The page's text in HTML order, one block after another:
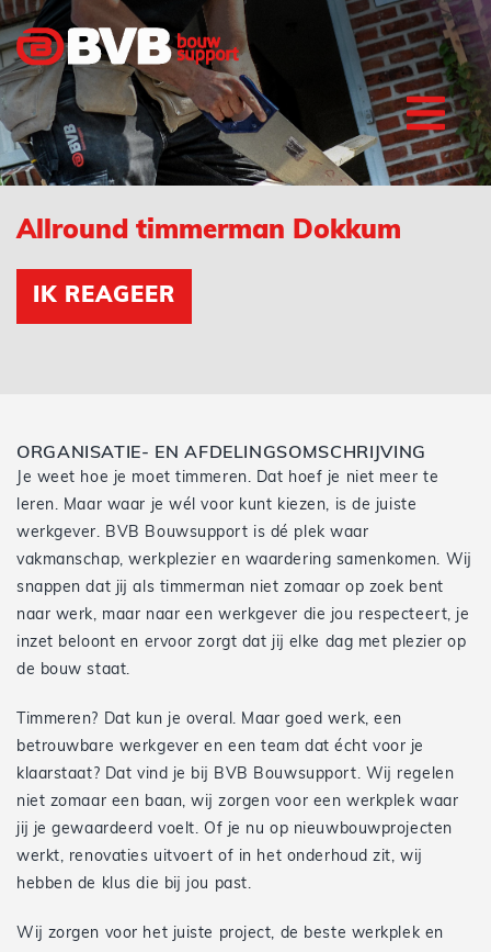
Allround timmerman Dokkum
IK REAGEER
ORGANISATIE- EN AFDELINGSOMSCHRIJVING
Je weet hoe je moet timmeren. Dat hoef je niet meer te
leren. Maar waar je wél voor kunt kiezen, is de juiste
werkgever. BVB Bouwsupport is dé plek waar
vakmanschap, werkplezier en waardering samenkomen. Wij
snappen dat jij als timmerman niet zomaar op zoek bent
naar werk, maar naar een werkgever die jou respecteert, je
inzet beloont en ervoor zorgt dat jij elke dag met plezier op
de bouw staat.
Timmeren? Dat kun je overal. Maar goed werk, een
betrouwbare werkgever en een team dat écht voor je
klaarstaat? Dat vind je bij BVB Bouwsupport. Wij regelen
niet zomaar een baan, wij zorgen voor een werkplek waar
jij je gewaardeerd voelt. Of je nu op nieuwbouwprojecten
werkt, renovaties uitvoert of in het onderhoud zit, wij
hebben de klus die bij jou past.
Wij zorgen voor het juiste project, de beste werkplek en